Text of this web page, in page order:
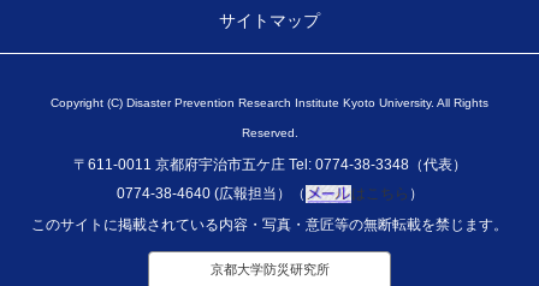
サイトマップ
Copyright (C) Disaster Prevention Research Institute Kyoto University. All Rights
Reserved.
〒611-0011 京都府宇治市五ケ庄 Tel: 0774-38-3348（代表）
0774-38-4640 (広報担当）（
はこちら ）
このサイトに掲載されている内容・写真・意匠等の無断転載を禁じます。
京都大学防災研究所